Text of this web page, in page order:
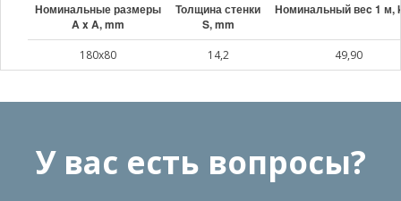
Номинальные размеры
A x A, mm
Толщина стенки
S, mm
Номинальный веc 1 м,
180x80 14,2 49,90
У вас есть вопросы?